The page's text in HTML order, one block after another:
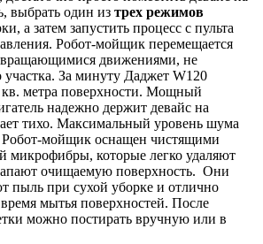
выбрать один из трех режимов
а затем запустить процесс с пульта
Робот-мойщик перемещается
вращающимися движениями, не
участка. За минуту Даджет W120
кв. метра поверхности. Мощный
надежно держит девайс на
тихо. Максимальный уровень шума
мойщик оснащен чистящими
микрофибры, которые легко удаляют
очищаемую поверхность. Они
пыль при сухой уборке и отлично
мытья поверхностей. После
можно постирать вручную или в